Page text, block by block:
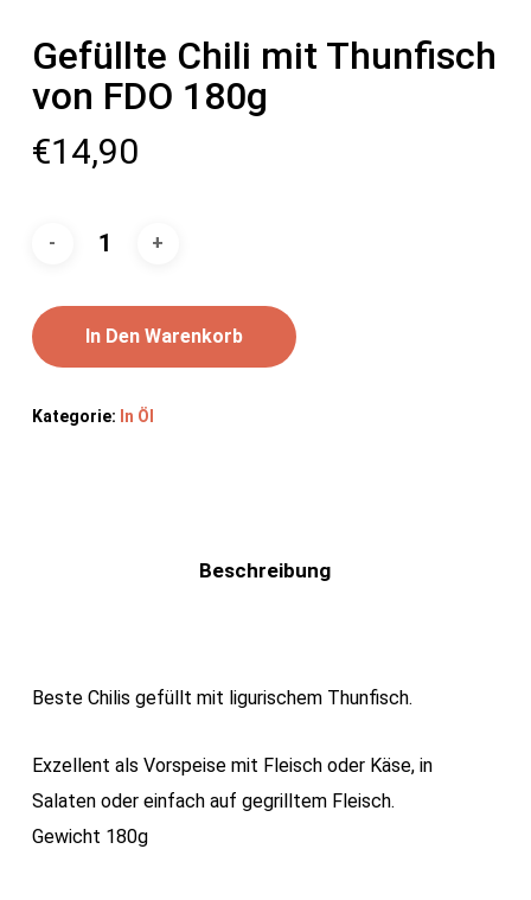
Gefüllte Chili mit Thunfisch
von FDO 180g
€14,90
In Den Warenkorb
Kategorie: In Öl
Beschreibung
Beste Chilis gefüllt mit ligurischem Thunfisch.
Exzellent als Vorspeise mit Fleisch oder Käse, in
Salaten oder einfach auf gegrilltem Fleisch.
Gewicht 180g